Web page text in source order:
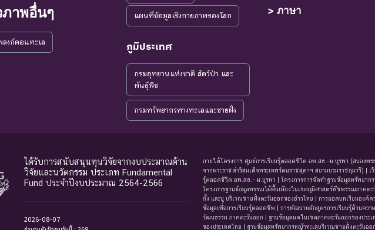
าพอื่นๆ
ลงก์ตอนทะเล
แผนที่ข้อมูลเชิงกายภาพของโลก
ภูมิประเทศ
กรมอุทยานแห่งชาติ สัตว์ป่า และ
พันธุ์พืช
กรมทรัพยากรทางทะเลและชายฝั่ง
> ภาษา
ได้รับการสนับสนุนทุนวิจัยจากงบประมาณด้าน
วิจัยและนวัตกรรม ประเภท Fundamental
Fund ประจำปีงบประมาณ 2564-2566
2026-08-07
ภายใต้โครงการ ศูนย์การเรียนรู้ตลอดชีวิต อพ.สธ.-ม.บูรพา (สนองพร
จากพระราชดำริสมเด็จพระเทพรัตนราชสุดาฯ สยามบรมราชกุมารี) |
รู้ตลอดชีวิต อพ.สธ.- ม.บูรพา | โครงการการจัดทําฐานข้อมูลทรัพยาก
โครงการฐานข้อมูลพรรณไม้พื้นเมืองในเขตภูมิศาสตร์พืชพรรณภาคตะ
กั้ง และปู บริเวณชายฝั่งตะวันออกของอ่าวไทย | การถอดบทเรียนองค์
ข้อมูลเพื่อการเรียนรู้ตลอดชีพ | การพัฒนาหลักสูตรการเรียนรู้ด้านควา
วัฒนธรรม ภาคตะวันออก | ฐานข้อมูลมดในเขตภาคตะวันออกของประ
ของประเทศไทย | ฐานข้อมูลทรัพยากรหญ้าทะเลบริเวณชายฝั่งตะวันอ